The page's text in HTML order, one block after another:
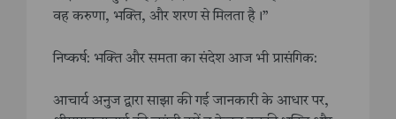
वह करुणा, भक्ति, और शरण से मिलता है।”
निष्कर्ष: भक्ति और समता का संदेश आज भी प्रासंगिक:
आचार्य अनुज द्वारा साझा की गई जानकारी के आधार पर,